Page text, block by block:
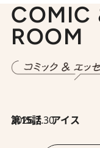
COMIC
ROOM
2026.7.30
第15話 アイス